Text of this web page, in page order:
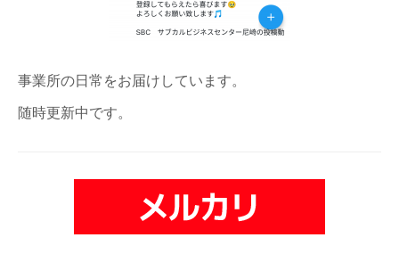
事業所の日常をお届けしています。
随時更新中です。